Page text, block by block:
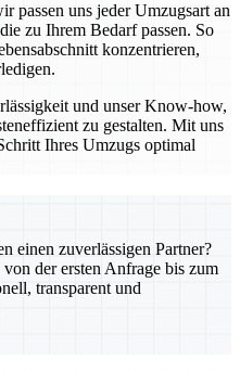
passen uns jeder Umzugsart an
zu Ihrem Bedarf passen. So
konzentrieren,
und unser Know-how,
zu gestalten. Mit uns
Ihres Umzugs optimal
einen zuverlässigen Partner?
der ersten Anfrage bis zum
transparent und